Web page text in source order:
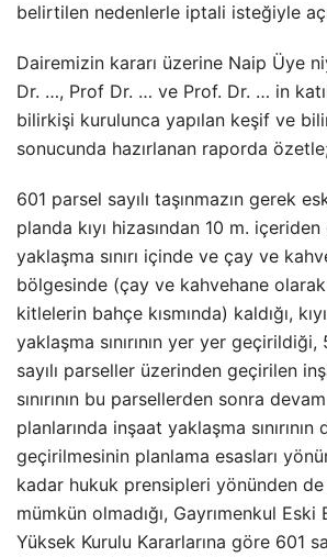
belirtilen nedenlerle iptali isteğiyle
Dairemizin kararı üzerine Naip Üye
Dr. …, Prof Dr. … ve Prof. Dr. … in
bilirkişi kurulunca yapılan keşif ve
sonucunda hazırlanan raporda
601 parsel sayılı taşınmazın gerek
planda kıyı hizasından 10 m.
yaklaşma sınırı içinde ve çay ve
bölgesinde (çay ve kahvehane
kitlelerin bahçe kısmında) kaldığı,
yaklaşma sınırının yer yer
sayılı parseller üzerinden geçirilen
sınırının bu parsellerden sonra
planlarında inşaat yaklaşma
geçirilmesinin planlama esasları
kadar hukuk prensipleri yönünden de
mümkün olmadığı, Gayrımenkul Eski
Yüksek Kurulu Kararlarına göre 601